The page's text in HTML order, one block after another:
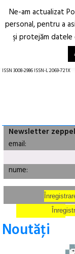
Arhitectură.
Oraș.
ISSN 3008-2986 ISSN-L 2069-721X
Newsletter
email:
nume:
Noutăţi
Ne-am actualizat
personal, pentru a
şi protejăm